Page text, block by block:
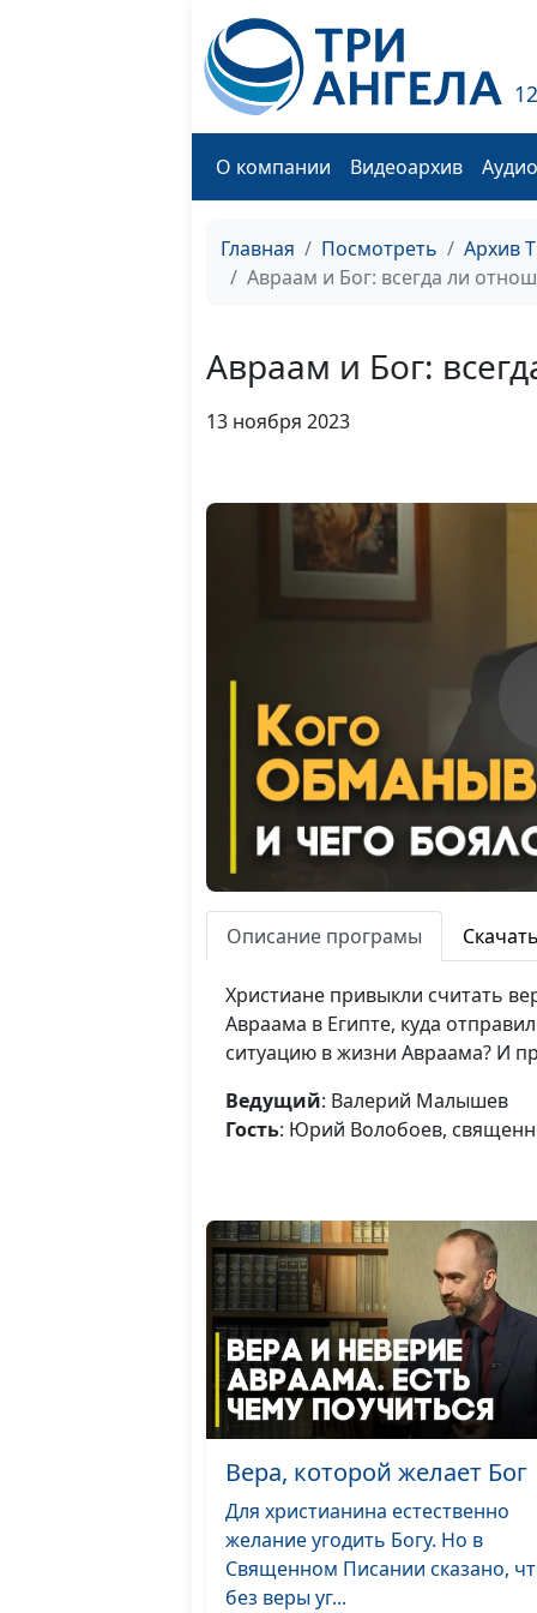
О компании Видеоархив
Главная Посмотреть
Архив
Авраам и Бог: всегда ли
Авраам и Бог:
13 ноября 2023
Описание програмы
Христиане привыкли считать
Авраама в Египте, куда
ситуацию в жизни Авраама? И
Ведущий: Валерий Малышев
Гость: Юрий Волобоев,
Вера, которой желает Бог
Для христианина естественно
желание угодить Богу. Но в
Священном Писании сказано,
без веры уг...